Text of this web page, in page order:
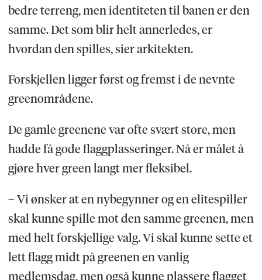
bedre terreng, men identiteten til banen er den
samme. Det som blir helt annerledes, er
hvordan den spilles, sier arkitekten.
Forskjellen ligger først og fremst i de nevnte
greenområdene.
De gamle greenene var ofte svært store, men
hadde få gode flaggplasseringer. Nå er målet å
gjøre hver green langt mer fleksibel.
– Vi ønsker at en nybegynner og en elitespiller
skal kunne spille mot den samme greenen, men
med helt forskjellige valg. Vi skal kunne sette et
lett flagg midt på greenen en vanlig
medlemsdag, men også kunne plassere flagget